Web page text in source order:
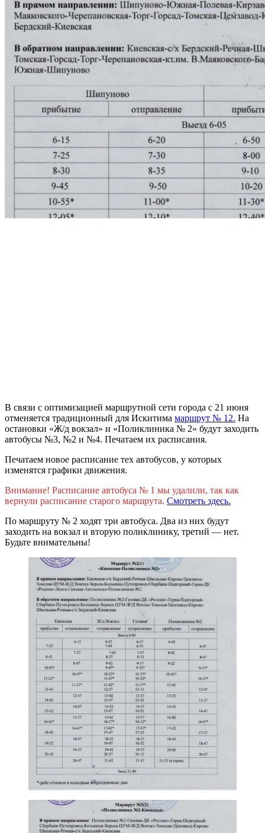
В связи с оптимизацией маршрутной сети города с 21 июня
отменяется традиционный для Искитима маршрут № 12. На
остановки «Ж/д вокзал» и «Поликлиника № 2» будут заходить
автобусы №3, №2 и №4. Печатаем их расписания.
Печатаем новое расписание тех автобусов, у которых
изменятся графики движения.
Внимание! Расписание автобуса № 1 мы удалили, так как
вернули расписание старого маршрута. Смотреть здесь.
По маршруту № 2 ходят три автобуса. Два из них будут
заходить на вокзал и вторую поликлинику, третий — нет.
Будьте внимательны!